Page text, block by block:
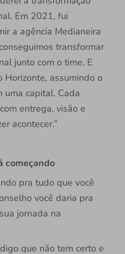
Em 2021, fui
a agência Medianeira
transformar
junto com o time. E
Horizonte, assumindo o
uma capital. Cada
entrega, visão e
acontecer.”
começando
pra tudo que você
você daria pra
jornada na
que não tem certo e